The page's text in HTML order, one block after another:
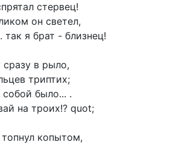
стервец!
он светел,
так я брат - близнец!
в рыло,
триптих;
было... .
на троих!? quot;
копытом,